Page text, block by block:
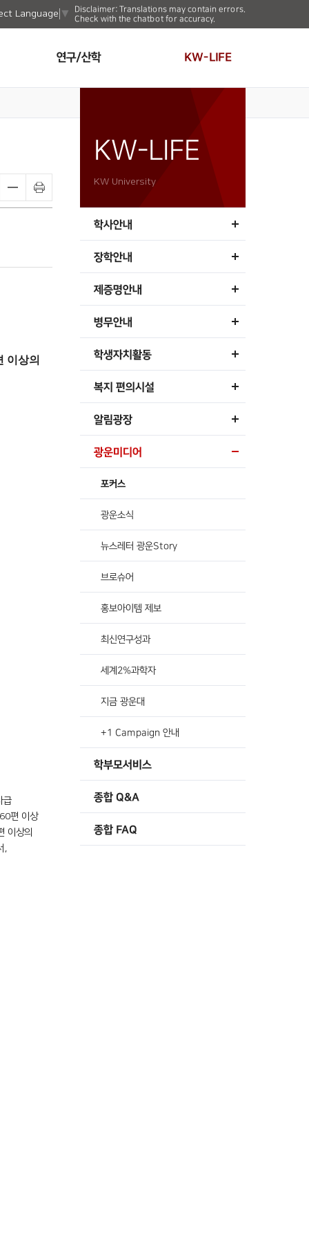
Language ▼
Disclaimer: Translations may contain errors.
Check with the chatbot for accuracy.
연구/산학 KW-LIFE
이상의
급
편 이상
이상의
,
KW-LIFE
KW University
학사안내
장학안내
제증명안내
병무안내
학생자치활동
복지 편의시설
알림광장
광운미디어
포커스
광운소식
뉴스레터 광운Story
브로슈어
홍보아이템 제보
최신연구성과
세계2%과학자
지금 광운대
+1 Campaign 안내
학부모서비스
종합 Q&A
종합 FAQ